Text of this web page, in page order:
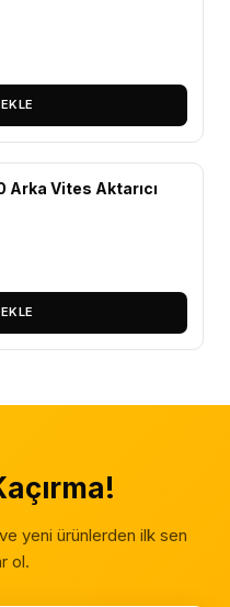
Arka Vites Aktarıcı
yeni ürünlerden ilk sen
ol.